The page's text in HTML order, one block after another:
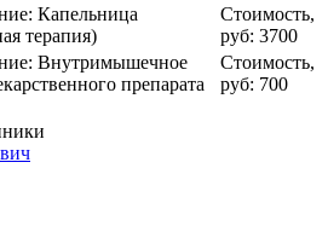
Капельница
терапия)
Стоимость,
руб: 3700
Внутримышечное
препарата
Стоимость,
руб: 700